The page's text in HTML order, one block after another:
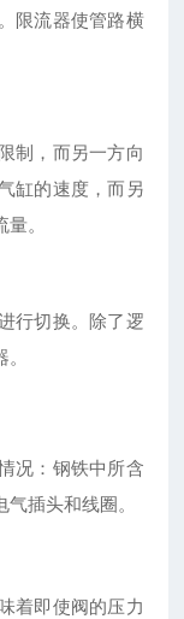
限流器使管路横
制，而另一方向
缸的速度，而另
。
行切换。除了逻
况：钢铁中所含
插头和线圈。
着即使阀的压力